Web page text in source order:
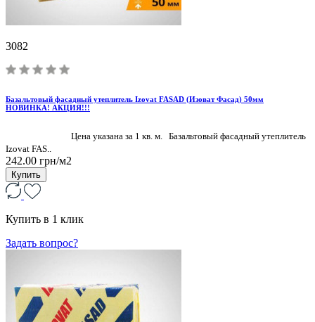
3082
Базальтовый фасадный утеплитель Izovat FASAD (Изоват Фасад) 50мм
НОВИНКА! АКЦИЯ!!!
Цена указана за 1 кв. м. Базальтовый фасадный утеплитель
Izovat FAS..
242.00 грн/м2
Купить
Купить в 1 клик
Задать вопрос?